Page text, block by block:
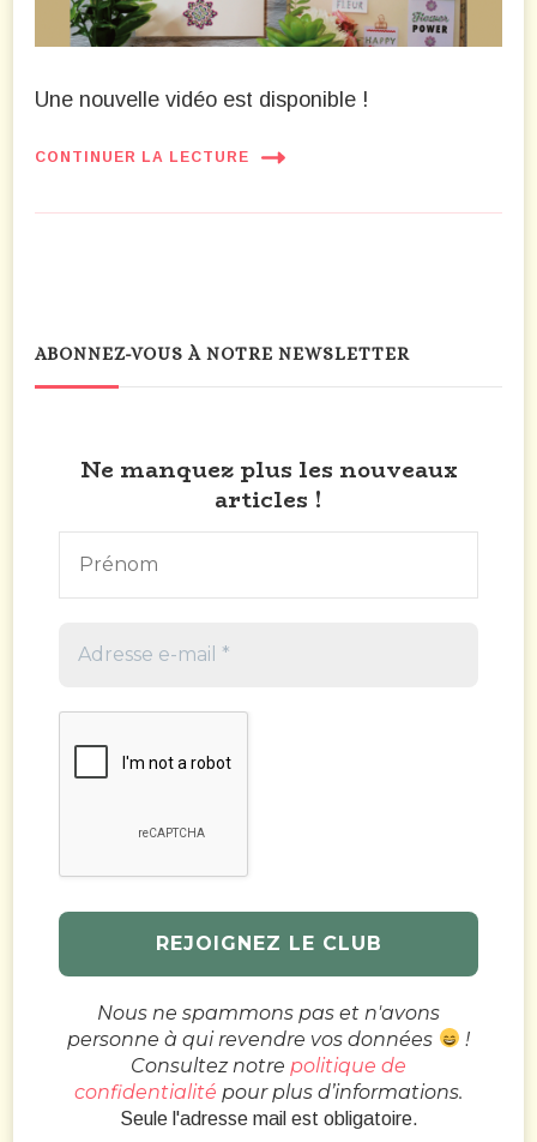
Une nouvelle vidéo est disponible !
CONTINUER LA LECTURE
ABONNEZ-VOUS À NOTRE NEWSLETTER
Ne manquez plus les nouveaux
articles !
Nous ne spammons pas et n'avons
personne à qui revendre vos données
!
Consultez notre politique de
confidentialité pour plus d’informations.
Seule l'adresse mail est obligatoire.